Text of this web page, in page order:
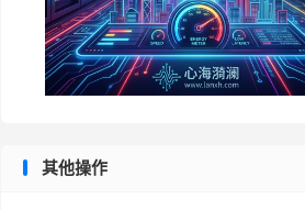
其他操作